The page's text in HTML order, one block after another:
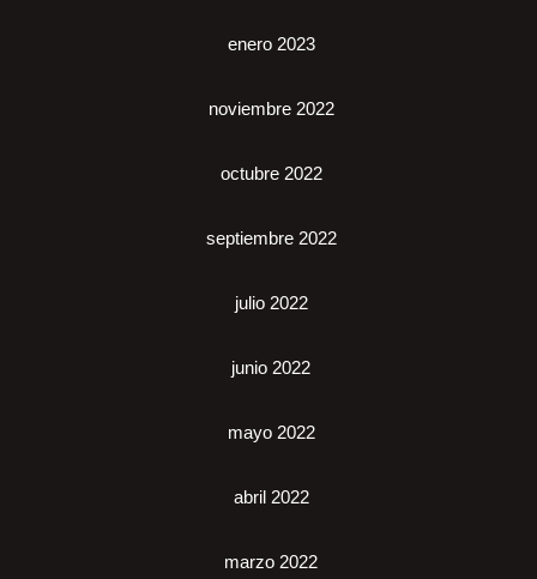
enero 2023
noviembre 2022
octubre 2022
septiembre 2022
julio 2022
junio 2022
mayo 2022
abril 2022
marzo 2022